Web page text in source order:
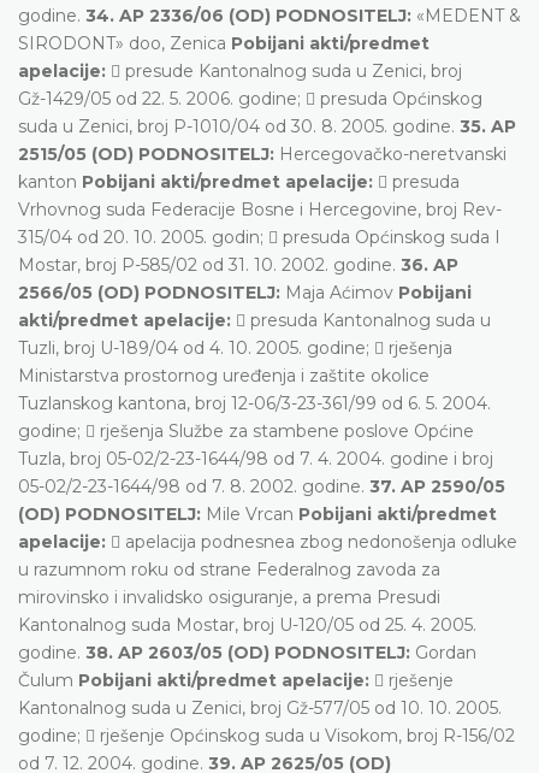
godine. 34. AP 2336/06 (OD) PODNOSITELJ: «MEDENT &
SIRODONT» doo, Zenica Pobijani akti/predmet
apelacije:  presude Kantonalnog suda u Zenici, broj
Gž-1429/05 od 22. 5. 2006. godine;  presuda Općinskog
suda u Zenici, broj P-1010/04 od 30. 8. 2005. godine. 35. AP
2515/05 (OD) PODNOSITELJ: Hercegovačko-neretvanski
kanton Pobijani akti/predmet apelacije:  presuda
Vrhovnog suda Federacije Bosne i Hercegovine, broj Rev-
315/04 od 20. 10. 2005. godin;  presuda Općinskog suda I
Mostar, broj P-585/02 od 31. 10. 2002. godine. 36. AP
2566/05 (OD) PODNOSITELJ: Maja Aćimov Pobijani
akti/predmet apelacije:  presuda Kantonalnog suda u
Tuzli, broj U-189/04 od 4. 10. 2005. godine;  rješenja
Ministarstva prostornog uređenja i zaštite okolice
Tuzlanskog kantona, broj 12-06/3-23-361/99 od 6. 5. 2004.
godine;  rješenja Službe za stambene poslove Općine
Tuzla, broj 05-02/2-23-1644/98 od 7. 4. 2004. godine i broj
05-02/2-23-1644/98 od 7. 8. 2002. godine. 37. AP 2590/05
(OD) PODNOSITELJ: Mile Vrcan Pobijani akti/predmet
apelacije:  apelacija podnesnea zbog nedonošenja odluke
u razumnom roku od strane Federalnog zavoda za
mirovinsko i invalidsko osiguranje, a prema Presudi
Kantonalnog suda Mostar, broj U-120/05 od 25. 4. 2005.
godine. 38. AP 2603/05 (OD) PODNOSITELJ: Gordan
Čulum Pobijani akti/predmet apelacije:  rješenje
Kantonalnog suda u Zenici, broj Gž-577/05 od 10. 10. 2005.
godine;  rješenje Općinskog suda u Visokom, broj R-156/02
od 7. 12. 2004. godine. 39. AP 2625/05 (OD)